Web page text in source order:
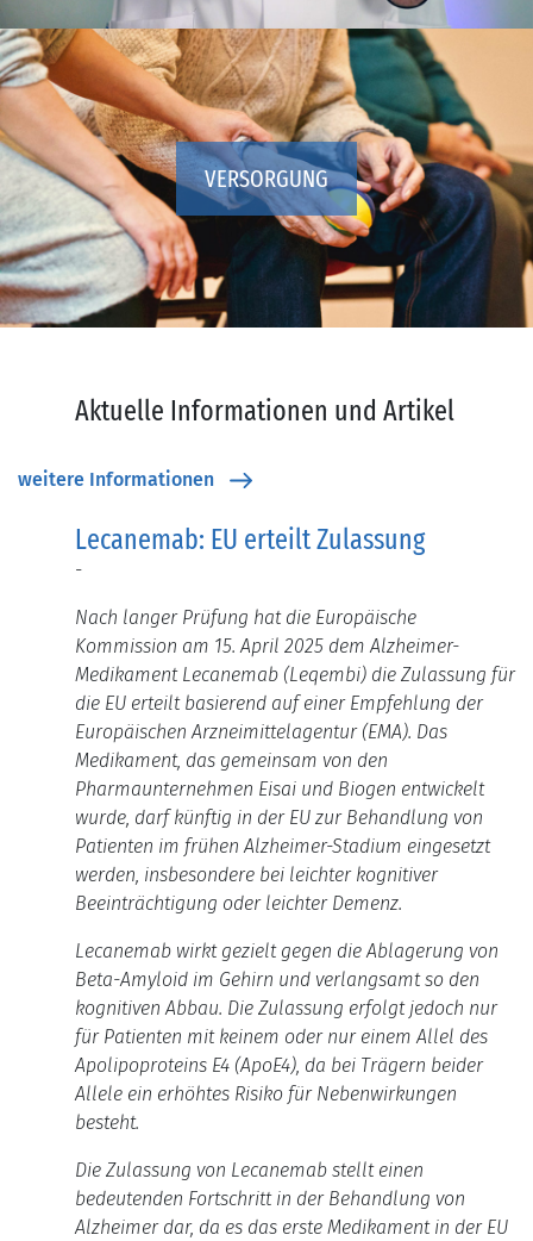
VERSORGUNG
Aktuelle Informationen und Artikel
weitere Informationen
Lecanemab: EU erteilt Zulassung
-
Nach langer Prüfung hat die Europäische
Kommission am 15. April 2025 dem Alzheimer-
Medikament Lecanemab (Leqembi) die Zulassung für
die EU erteilt basierend auf einer Empfehlung der
Europäischen Arzneimittelagentur (EMA). Das
Medikament, das gemeinsam von den
Pharmaunternehmen Eisai und Biogen entwickelt
wurde, darf künftig in der EU zur Behandlung von
Patienten im frühen Alzheimer-Stadium eingesetzt
werden, insbesondere bei leichter kognitiver
Beeinträchtigung oder leichter Demenz.
Lecanemab wirkt gezielt gegen die Ablagerung von
Beta-Amyloid im Gehirn und verlangsamt so den
kognitiven Abbau. Die Zulassung erfolgt jedoch nur
für Patienten mit keinem oder nur einem Allel des
Apolipoproteins E4 (ApoE4), da bei Trägern beider
Allele ein erhöhtes Risiko für Nebenwirkungen
besteht.
Die Zulassung von Lecanemab stellt einen
bedeutenden Fortschritt in der Behandlung von
Alzheimer dar, da es das erste Medikament in der EU